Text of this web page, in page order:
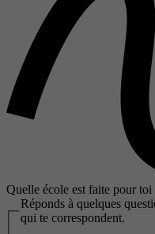
Quelle école est faite pour toi
Réponds à quelques
qui te correspondent.